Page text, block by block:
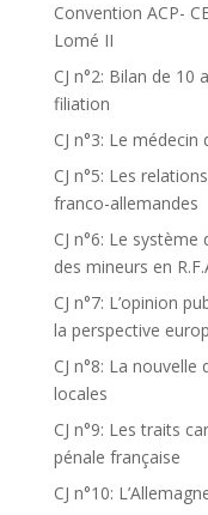
Convention ACP-
Lomé II
CJ n°2: Bilan de 10
filiation
CJ n°3: Le
CJ n°5: Les
franco-allemandes
CJ n°6: Le
des mineurs en
CJ n°7: L’opinion
la perspective
CJ n°8: La
locales
CJ n°9: Les traits
pénale française
CJ n°10: